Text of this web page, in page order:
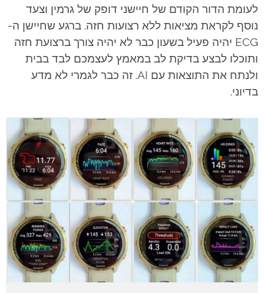
לעומת הדור הקודם של חיישני דופק של גרמין וצעד
נוסף לקראת מציאות ללא רצועות חזה. ברגע שחיישן ה-
ECG יהיה פעיל בשעון כבר לא יהיה צורך ברצועת חזה
ותוכלו לבצע בדיקת לב במאמץ לעצמכם לבד בבית
ולנתח את התוצאות עם AI. זה כבר לגמרי לא מדע
בדיוני.